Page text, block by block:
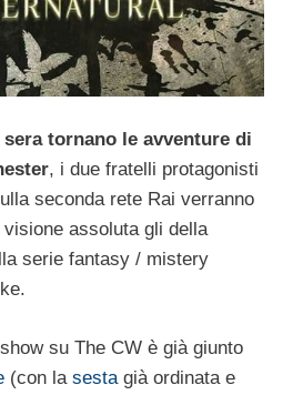
tornano le avventure di
, i due fratelli protagonisti
seconda rete Rai verranno
assoluta gli della
serie fantasy / mistery
su The CW è già giunto
(con la sestagià ordinata e